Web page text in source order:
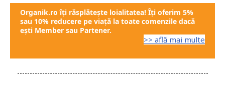
Organik.ro îți răsplătește loialitatea! Îți oferim 5%
sau 10% reducere pe viață la toate comenzile dacă
ești Member sau Partener.
>> află mai multe